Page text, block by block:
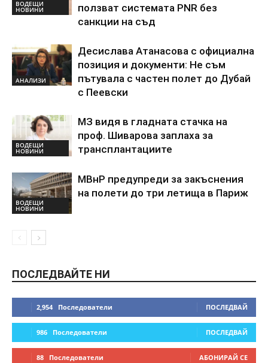
ВОДЕЩИ
НОВИНИ
ползват системата PNR без
санкции на съд
АНАЛИЗИ
Десислава Атанасова с официална
позиция и документи: Не съм
пътувала с частен полет до Дубай
с Пеевски
ВОДЕЩИ
НОВИНИ
МЗ видя в гладната стачка на
проф. Шиварова заплаха за
трансплантациите
ВОДЕЩИ
НОВИНИ
МВнР предупреди за закъснения
на полети до три летища в Париж
ПОСЛЕДВАЙТЕ НИ
2,954 Последователи ПОСЛЕДВАЙ
986 Последователи ПОСЛЕДВАЙ
88 Последователи АБОНИРАЙ СЕ